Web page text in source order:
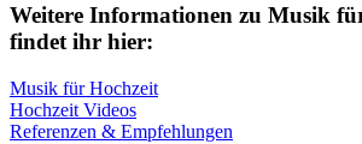
Weitere Informationen zu Musik
findet ihr hier:
Musik für Hochzeit
Hochzeit Videos
Referenzen & Empfehlungen